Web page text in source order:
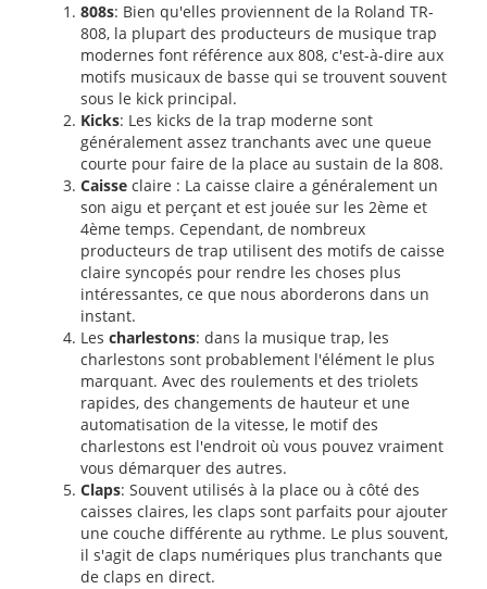
808s: Bien qu'elles proviennent de la Roland TR-
808, la plupart des producteurs de musique trap
modernes font référence aux 808, c'est-à-dire aux
motifs musicaux de basse qui se trouvent souvent
sous le kick principal.
Kicks: Les kicks de la trap moderne sont
généralement assez tranchants avec une queue
courte pour faire de la place au sustain de la 808.
Caisseclaire : La caisse claire a généralement un
son aigu et perçant et est jouée sur les 2ème et
4ème temps. Cependant, de nombreux
producteurs de trap utilisent des motifs de caisse
claire syncopés pour rendre les choses plus
intéressantes, ce que nous aborderons dans un
instant.
Les charlestons: dans la musique trap, les
charlestons sont probablement l'élément le plus
marquant. Avec des roulements et des triolets
rapides, des changements de hauteur et une
automatisation de la vitesse, le motif des
charlestons est l'endroit où vous pouvez vraiment
vous démarquer des autres.
Claps: Souvent utilisés à la place ou à côté des
caisses claires, les claps sont parfaits pour ajouter
une couche différente au rythme. Le plus souvent,
il s'agit de claps numériques plus tranchants que
de claps en direct.